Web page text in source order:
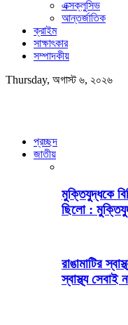
এক্সক্লুসিভ
আন্তর্জাতিক
ক্রাইম
সাক্ষাৎকার
সম্পাদকীয়
Thursday, অগাস্ট ৬, ২০২৬
প্রচ্ছদ
জাতীয়
মুক্তিযুদ্ধকে
ছিলো :
রাঙামাটির
স্বাস্থ্য